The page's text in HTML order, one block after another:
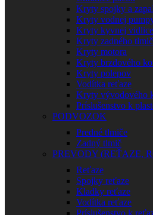
Kryty spojky a
Kryty vodnej
Kryty kyvnej vidlice
Kryty zadného
Kryty motora
Kryty brzdového
Kryty polepov
Vodítka reťaze
Kryty vývodového
Príslušenstvo k
PODVOZOK
Predné tlmiče
Zadný tlmič
PREVODY (REŤAZE,
Reťaze
Spojky reťaze
Kladky reťaze
Vodítka reťaze